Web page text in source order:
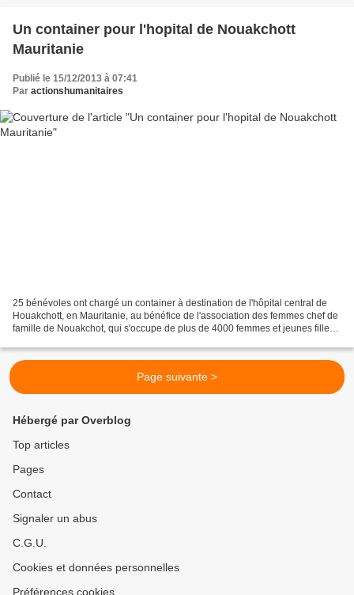
Un container pour l'hopital de Nouakchott
Mauritanie
Publié le 15/12/2013 à 07:41
Par actionshumanitaires
25 bénévoles ont chargé un container à destination de l'hôpital central de
Houakchott, en Mauritanie, au bénéfice de l'association des femmes chef de
famille de Nouakchot, qui s'occupe de plus de 4000 femmes et jeunes filles
Page suivante >
Hébergé par Overblog
Top articles
Pages
Contact
Signaler un abus
C.G.U.
Cookies et données personnelles
Préférences cookies